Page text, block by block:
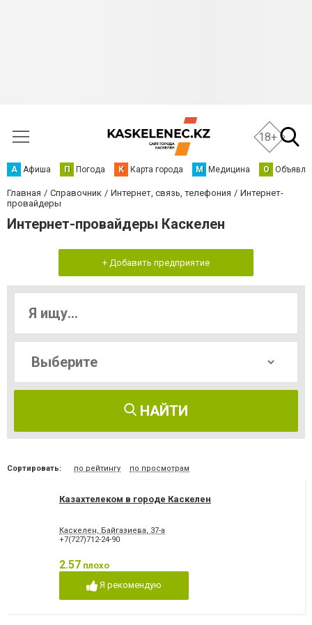
18+
А Афиша П Погода К Карта города М Медицина О
Главная Справочник Интернет, связь, телефония
Интернет-
провайдеры
Интернет-провайдеры Каскелен
+ Добавить предприятие
НАЙТИ
Сортировать: по рейтингу по просмотрам
Казахтелеком в городе Каскелен
Каскелен, Байгазиева, 37-а
+7(727)712-24-90
2.57 плохо
Я рекомендую